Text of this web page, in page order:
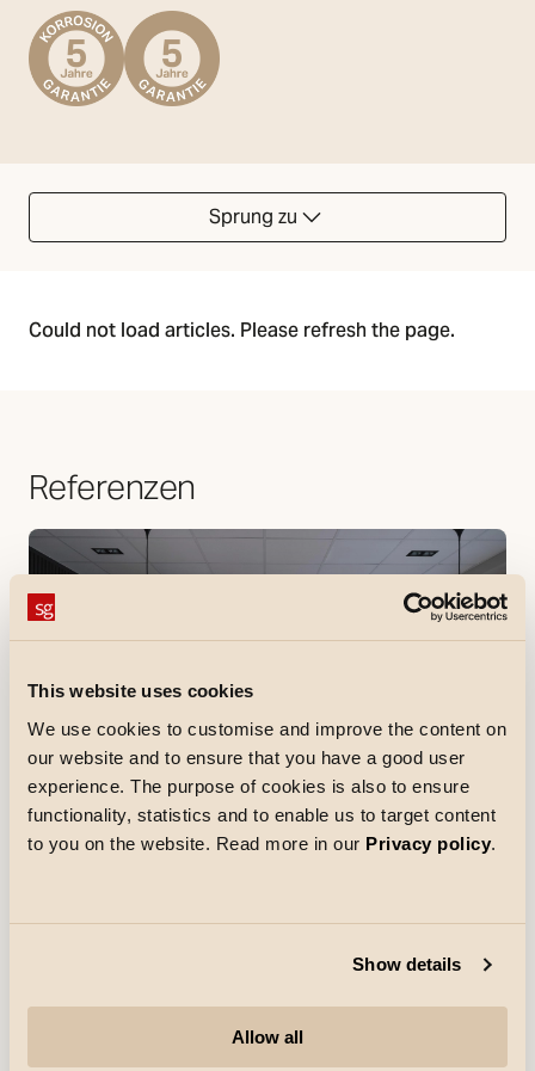
This website uses cookies
We use cookies to customise and improve the content on
our website and to ensure that you have a good user
experience. The purpose of cookies is also to ensure
functionality, statistics and to enable us to target content
to you on the website. Read more in our Privacy policy.
Show details
Allow all
Sprung zu
Could not load articles. Please refresh the page.
Referenzen
AB Elektro ist ein Elektroinstallationsunternehmen mit
Elektroinstallationen in ganz Nordnorwegen durch und
Mehr entdecken